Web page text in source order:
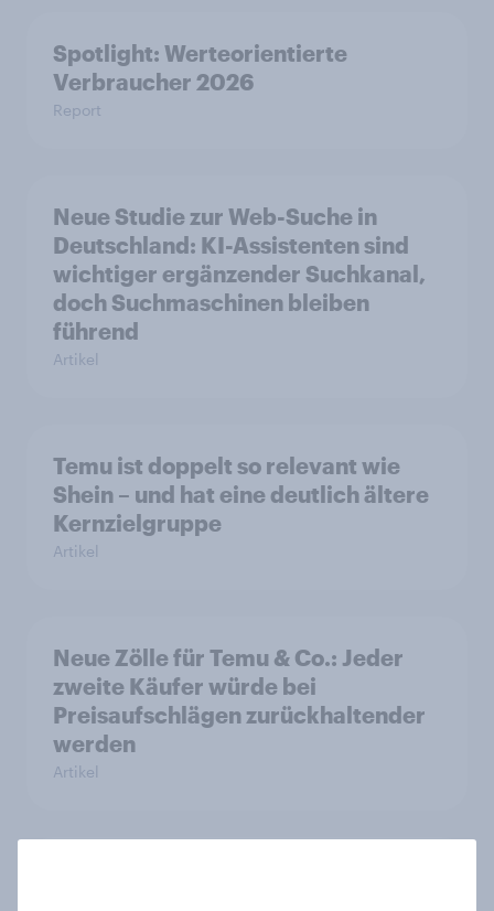
Spotlight: Werteorientierte
Verbraucher 2026
Report
Neue Studie zur Web-Suche in
Deutschland: KI-Assistenten sind
wichtiger ergänzender Suchkanal,
doch Suchmaschinen bleiben
führend
Artikel
Temu ist doppelt so relevant wie
Shein – und hat eine deutlich ältere
Kernzielgruppe
Artikel
Neue Zölle für Temu & Co.: Jeder
zweite Käufer würde bei
Preisaufschlägen zurückhaltender
werden
Artikel